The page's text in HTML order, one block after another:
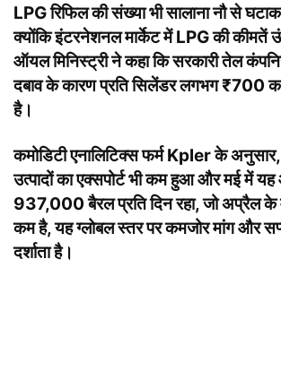
LPG रिफिल की संख्या भी सालाना नौ से
क्योंकि इंटरनेशनल मार्केट में LPG की कीमतें
ऑयल मिनिस्ट्री ने कहा कि सरकारी तेल
दबाव के कारण प्रति सिलेंडर लगभग ₹700
है।
कमोडिटी एनालिटिक्स फर्म Kpler के
उत्पादों का एक्सपोर्ट भी कम हुआ और मई में
937,000 बैरल प्रति दिन रहा, जो अप्रैल
कम है, यह ग्लोबल स्तर पर कमजोर मांग और
दर्शाता है।